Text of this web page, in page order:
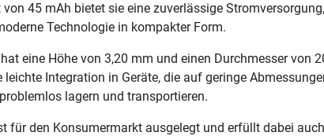
45 mAh bietet sie eine zuverlässige
Technologie in kompakter Form.
eine Höhe von 3,20 mm und einen Durchmesser
leichte Integration in Geräte, die auf geringe
lagern und transportieren.
für den Konsumermarkt ausgelegt und erfüllt dabei